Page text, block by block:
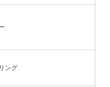
ング